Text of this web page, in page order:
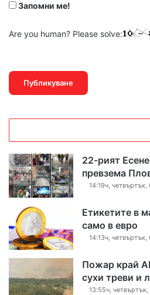
Запомни ме!
Are you human? Please solve:
22-рият
превзема
14:19ч, четвъртък,
Етикетите в
само в евро
14:13ч, четвъртък,
Пожар край
сухи треви и
13:55ч, четвъртък,